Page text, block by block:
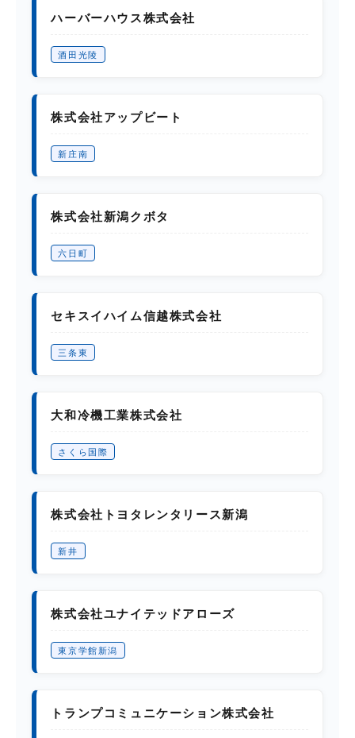
ハーバーハウス株式会社
酒田光陵
株式会社アップビート
新庄南
株式会社新潟クボタ
六日町
セキスイハイム信越株式会社
三条東
大和冷機工業株式会社
さくら国際
株式会社トヨタレンタリース新潟
新井
株式会社ユナイテッドアローズ
東京学館新潟
トランプコミュニケーション株式会社